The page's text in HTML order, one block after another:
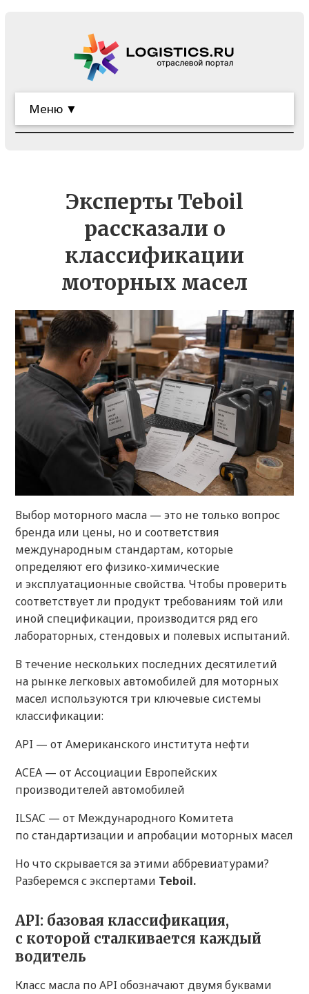
Меню ▼
Эксперты Teboil
рассказали о
классификации
моторных масел
Выбор моторного масла — это не только вопрос
бренда или цены, но и соответствия
международным стандартам, которые
определяют его физико-химические
и эксплуатационные свойства. Чтобы проверить
соответствует ли продукт требованиям той или
иной спецификации, производится ряд его
лабораторных, стендовых и полевых испытаний.
В течение нескольких последних десятилетий
на рынке легковых автомобилей для моторных
масел используются три ключевые системы
классификации:
API — от Американского института нефти
ACEA — от Ассоциации Европейских
производителей автомобилей
ILSAC — от Международного Комитета
по стандартизации и апробации моторных масел
Но что скрывается за этими аббревиатурами?
Разберемся с экспертами Teboil.
API: базовая классификация,
с которой сталкивается каждый
водитель
Класс масла по API обозначают двумя буквами